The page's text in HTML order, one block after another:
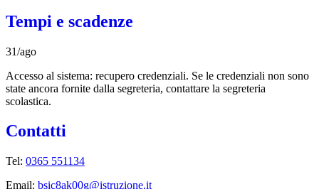
Tempi e scadenze
31/ago
Accesso al sistema: recupero credenziali. Se le credenziali non sono
state ancora fornite dalla segreteria, contattare la segreteria
scolastica.
Contatti
Tel: 0365 551134
Email: bsic8ak00g@istruzione.it